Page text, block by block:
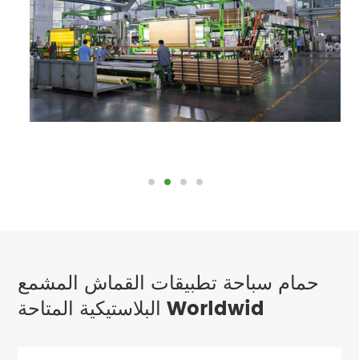
حمام سباحة تطبيقات القماش المشمع
البلاستيكية المتاحة Worldwid